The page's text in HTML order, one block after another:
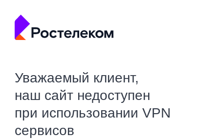
Уважаемый клиент,
наш сайт недоступен
при использовании VPN
сервисов